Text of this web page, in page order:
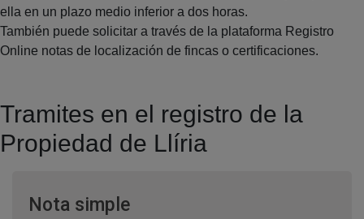
ella en un plazo medio inferior a dos horas.
También puede solicitar a través de la plataforma Registro
Online notas de localización de fincas o certificaciones.
Tramites en el registro de la
Propiedad de Llíria
Nota simpleVentana nueva